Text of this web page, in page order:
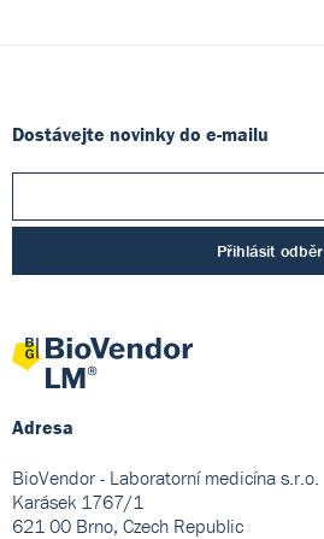
Dostávejte novinky do e-mailu
Přihlásit odběr
Adresa
BioVendor - Laboratorní medicína s.r.o.
Karásek 1767/1
621 00 Brno, Czech Republic